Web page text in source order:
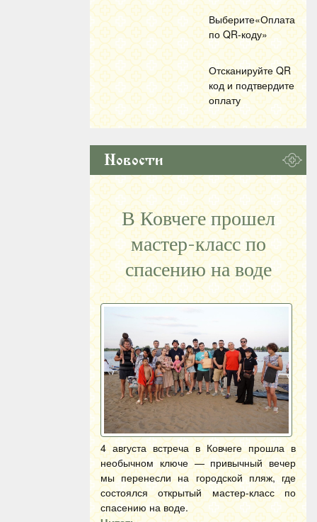
Выберите«Оплата
по QR-коду»
Отсканируйте QR
код и подтвердите
оплату
Новости
В Ковчеге прошел
мастер-класс по
спасению на воде
4 августа встреча в Ковчеге прошла в
необычном ключе — привычный вечер
мы перенесли на городской пляж, где
состоялся открытый мастер-класс по
спасению на воде.